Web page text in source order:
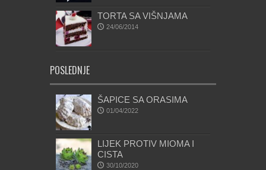
TORTA SA VIŠNJAMA
24/06/2014
POSLEDNJE
ŠAPICE SA ORASIMA
01/04/2022
LIJEK PROTIV MIOMA I
CISTA
30/10/2020